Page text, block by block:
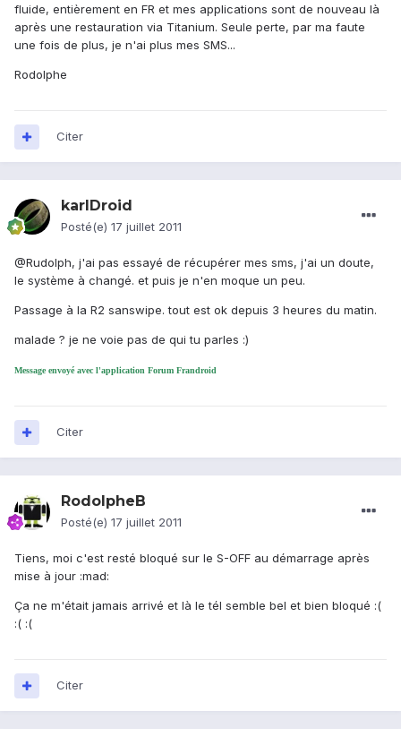
fluide, entièrement en FR et mes applications sont de nouveau là
après une restauration via Titanium. Seule perte, par ma faute
une fois de plus, je n'ai plus mes SMS...
Rodolphe
Citer
karlDroid
Posté(e) 17 juillet 2011
@Rudolph, j'ai pas essayé de récupérer mes sms, j'ai un doute,
le système à changé. et puis je n'en moque un peu.
Passage à la R2 sanswipe. tout est ok depuis 3 heures du matin.
malade ? je ne voie pas de qui tu parles :)
Message envoyé avec l'application Forum Frandroid
Citer
RodolpheB
Posté(e) 17 juillet 2011
Tiens, moi c'est resté bloqué sur le S-OFF au démarrage après
mise à jour :mad:
Ça ne m'était jamais arrivé et là le tél semble bel et bien bloqué :(
:( :(
Citer